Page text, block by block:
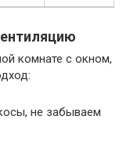
комнате с окном,
не забываем